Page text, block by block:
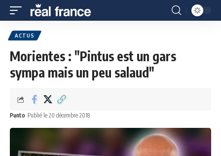
ACTUS
Morientes : "Pintus est un gars
sympa mais un peu salaud"
Punto Publié le 20 décembre 2018